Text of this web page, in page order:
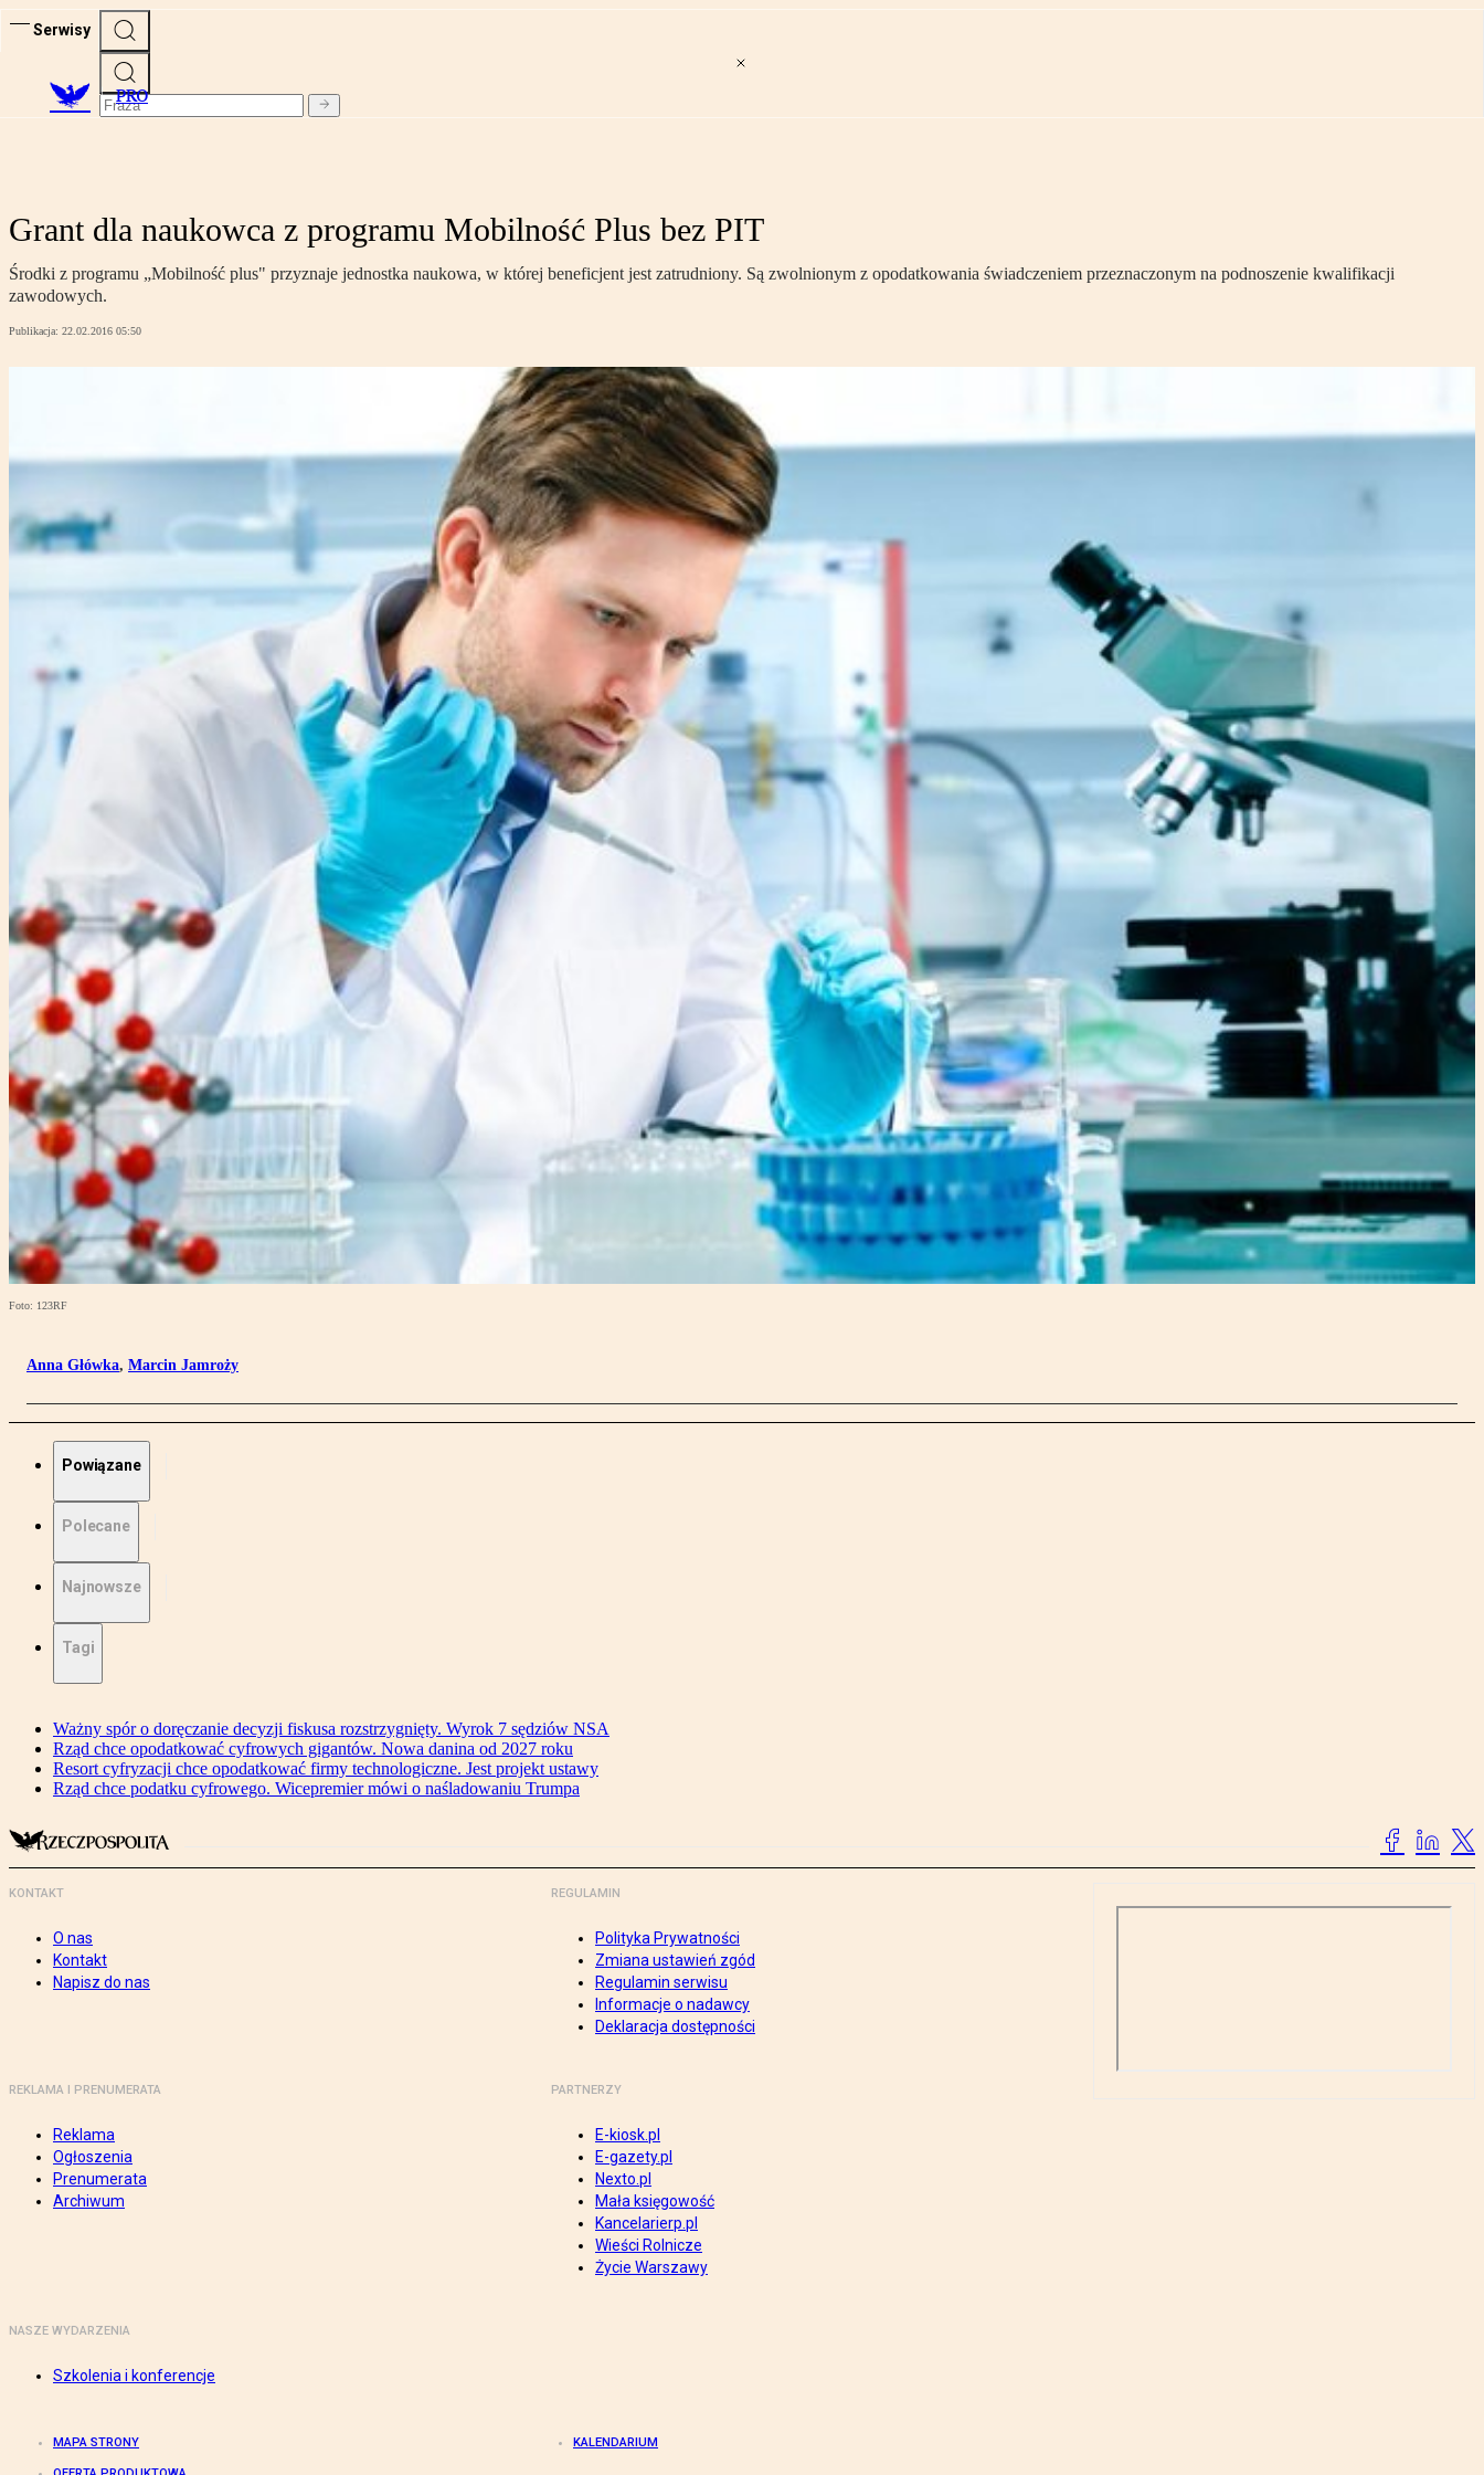
Serwisy
PRO
Grant dla naukowca z programu Mobilność Plus bez PIT
Środki z programu „Mobilność plus" przyznaje jednostka naukowa, w której beneficjent jest zatrudniony. Są zwolnionym z opodatkowania świadczeniem przeznaczonym na podnoszenie kwalifikacji
zawodowych.
Publikacja: 22.02.2016 05:50
Foto: 123RF
Anna Główka, Marcin Jamroży
Powiązane
Polecane
Najnowsze
Tagi
Ważny spór o doręczanie decyzji fiskusa rozstrzygnięty. Wyrok 7 sędziów NSA
Rząd chce opodatkować cyfrowych gigantów. Nowa danina od 2027 roku
Resort cyfryzacji chce opodatkować firmy technologiczne. Jest projekt ustawy
Rząd chce podatku cyfrowego. Wicepremier mówi o naśladowaniu Trumpa
KONTAKT
O nas
Kontakt
Napisz do nas
REGULAMIN
Polityka Prywatności
Zmiana ustawień zgód
Regulamin serwisu
Informacje o nadawcy
Deklaracja dostępności
REKLAMA I PRENUMERATA
Reklama
Ogłoszenia
Prenumerata
Archiwum
PARTNERZY
E-kiosk.pl
E-gazety.pl
Nexto.pl
Mała księgowość
Kancelarierp.pl
Wieści Rolnicze
Życie Warszawy
NASZE WYDARZENIA
Szkolenia i konferencje
MAPA STRONY KALENDARIUM